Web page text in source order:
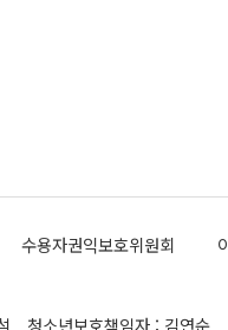
수용자권익보호위원회
청소년보호책임자 : 김연순